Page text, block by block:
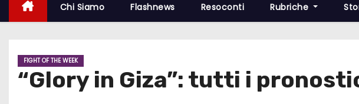
Chi Siamo Flashnews Resoconti Rubriche
FIGHT OF THE WEEK
“Glory in Giza”: tutti i